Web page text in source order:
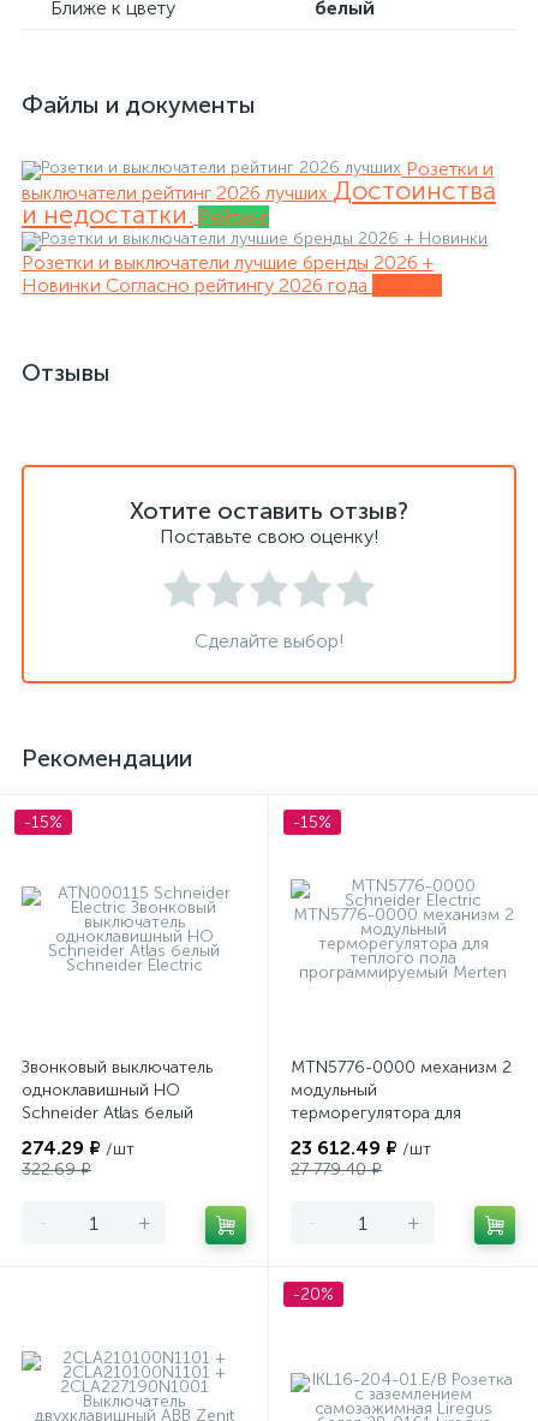
Ближе к цвету белый
Файлы и документы
Розетки и
выключатели рейтинг 2026 лучших Достоинства
и недостатки. Рейтинг
Розетки и выключатели лучшие бренды 2026 +
Новинки Согласно рейтингу 2026 года
Отзывы
Хотите оставить отзыв?
Поставьте свою оценку!
Сделайте выбор!
Рекомендации
-15%
Звонковый выключатель
одноклавишный НО
Schneider Atlas белый
274.29 ₽ /шт
322.69 ₽
- +
-15%
MTN5776-0000 механизм 2
модульный
терморегулятора для
программируемый Merten
23 612.49 ₽ /шт
27 779.40 ₽
- +
-20%